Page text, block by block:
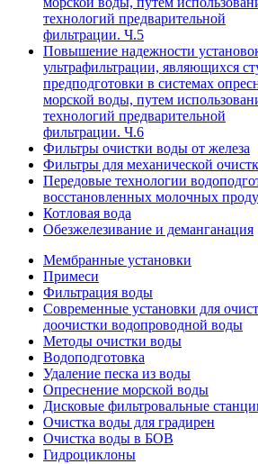
технологий предварительной
фильтрации. Ч.5
Повышение надежности
ультрафильтрации, являющихся
предподготовки в системах
морской воды, путем
технологий предварительной
фильтрации. Ч.6
Фильтры очистки воды от железа
Фильтры для механической
Передовые технологии
восстановленных молочных
Котловая вода
Обезжелезивание и деманганация
Мембранные установки
Примеси
Фильтрация воды
Современные установки для
доочистки водопроводной воды
Методы очистки воды
Водоподготовка
Удаление песка из воды
Опреснение морской воды
Дисковые фильтровальные
Очистка воды для градирен
Очистка воды в БОВ
Гидроциклоны